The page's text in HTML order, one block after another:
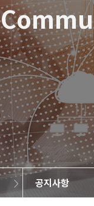
공지사항
학과소개
교과과정
학사정보
대학원
정보광장
공지사항
학과규정
취업정보
학과뉴스
갤러리